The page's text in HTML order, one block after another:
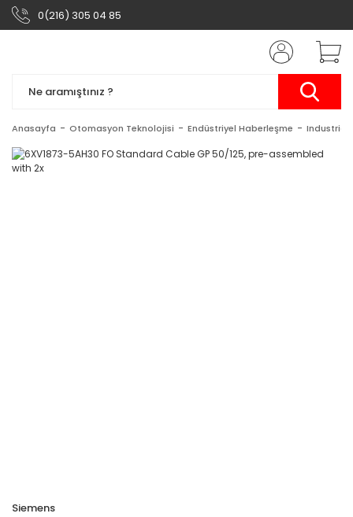
0(216) 305 04 85
Anasayfa Otomasyon Teknolojisi Endüstriyel Haberleşme Industrial
Siemens